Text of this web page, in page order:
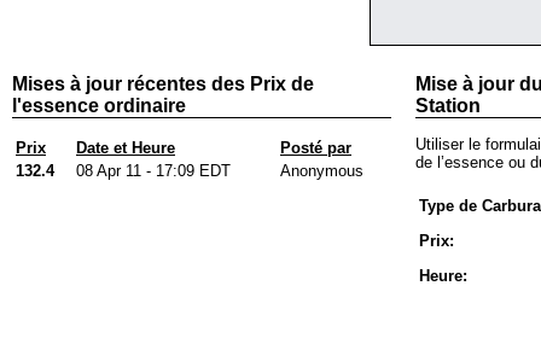
Mises à jour récentes des Prix de
l'essence ordinaire
Prix Date et Heure
Posté par
132.4
08 Apr 11 - 17:09 EDT Anonymous
Mise à jour
Station
Utiliser le
de l’essence ou
Type de
Prix:
Heure: